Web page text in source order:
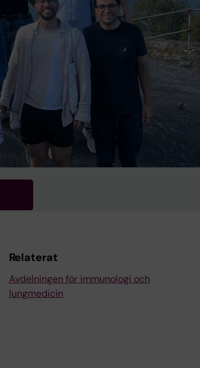
Relaterat
Avdelningen för immunologi och
lungmedicin